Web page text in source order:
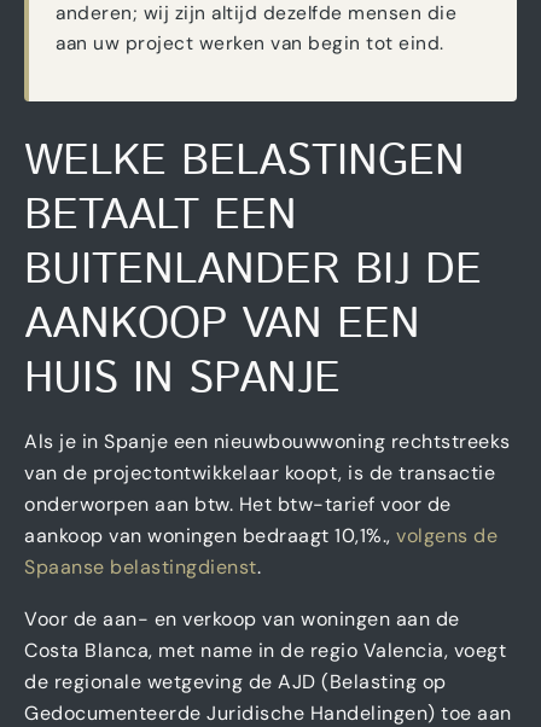
anderen; wij zijn altijd dezelfde mensen die
aan uw project werken van begin tot eind.
WELKE BELASTINGEN
BETAALT EEN
BUITENLANDER BIJ DE
AANKOOP VAN EEN
HUIS IN SPANJE
Als je in Spanje een nieuwbouwwoning rechtstreeks
van de projectontwikkelaar koopt, is de transactie
onderworpen aan btw. Het btw-tarief voor de
aankoop van woningen bedraagt 10,1%., volgens de
Spaanse belastingdienst.
Voor de aan- en verkoop van woningen aan de
Costa Blanca, met name in de regio Valencia, voegt
de regionale wetgeving de AJD (Belasting op
Gedocumenteerde Juridische Handelingen) toe aan